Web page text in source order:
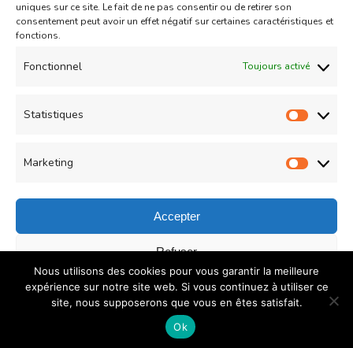
uniques sur ce site. Le fait de ne pas consentir ou de retirer son
consentement peut avoir un effet négatif sur certaines caractéristiques et
fonctions.
Fonctionnel Toujours activé
Statistiques
Marketing
Accepter
Refuser
Enregistrer les préférences
Politique de confidentialité
Entrées chaudes
marinées à la plancha
© Copyright 2026COUZINA.fr : Cuisine du Monde. All
Rights Reserved.Recipe Quest | Developed ByWP
Delicious. Powered byWordPress.
Politique de
confidentialité
Nous utilisons des cookies pour vous garantir la meilleure
expérience sur notre site web. Si vous continuez à utiliser ce
site, nous supposerons que vous en êtes satisfait.
Ok